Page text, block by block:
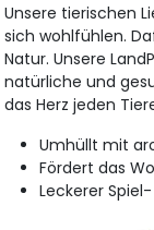
Unsere tierischen
sich wohlfühlen.
Natur. Unsere
natürliche und
das Herz jeden
Umhüllt mit
Fördert das
Leckerer